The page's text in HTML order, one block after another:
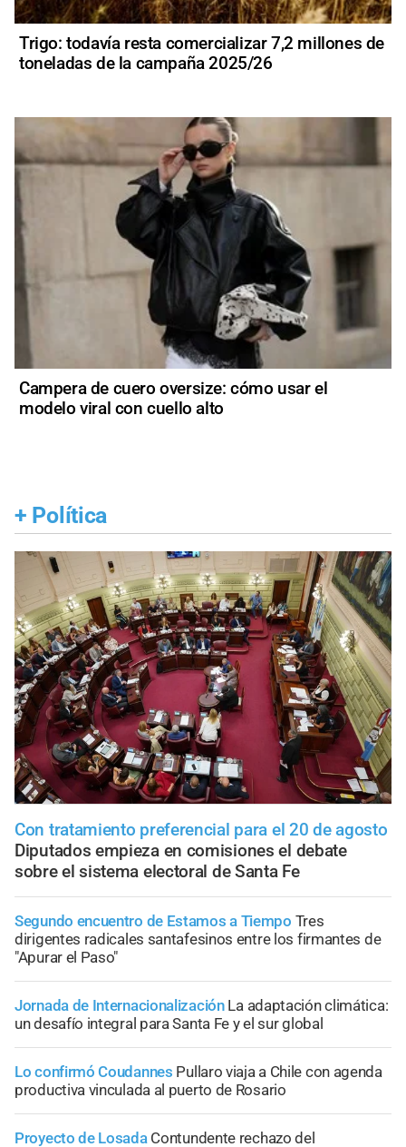
Trigo: todavía resta comercializar 7,2 millones de
toneladas de la campaña 2025/26
Campera de cuero oversize: cómo usar el
modelo viral con cuello alto
+ Política
Con tratamiento preferencial para el 20 de agosto
Diputados empieza en comisiones el debate
sobre el sistema electoral de Santa Fe
Segundo encuentro de Estamos a Tiempo Tres
dirigentes radicales santafesinos entre los firmantes de
"Apurar el Paso"
Jornada de Internacionalización La adaptación climática:
un desafío integral para Santa Fe y el sur global
Lo confirmó Coudannes Pullaro viaja a Chile con agenda
productiva vinculada al puerto de Rosario
Proyecto de Losada Contundente rechazo del